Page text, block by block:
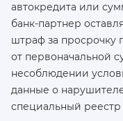
автокредита или
банк-партнер
штраф за просрочку
от первоначальной
несоблюдении
данные о
специальный